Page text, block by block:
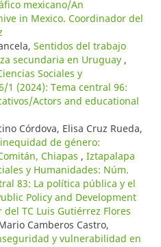
mexicano/An
in Mexico. Coordinador del
Sentidos del trabajo
secundaria en Uruguay ,
Sociales y
1 (2024): Tema central 96:
Actors and educational
Córdova, Elisa Cruz Rueda,
de género:
Chiapas , Iztapalapa
y Humanidades: Núm.
83: La política pública y el
Policy and Development
TC Luis Gutiérrez Flores
Camberos Castro,
y vulnerabilidad en